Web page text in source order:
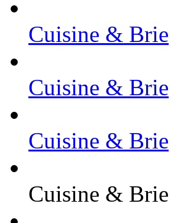
Cuisine & Brie
Cuisine & Brie
Cuisine & Brie
Cuisine & Brie